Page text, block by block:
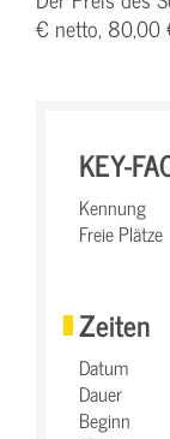
€ netto, 80,00
KEY-
Kennung
Freie Plätze
Zeiten
Datum
Dauer
Beginn